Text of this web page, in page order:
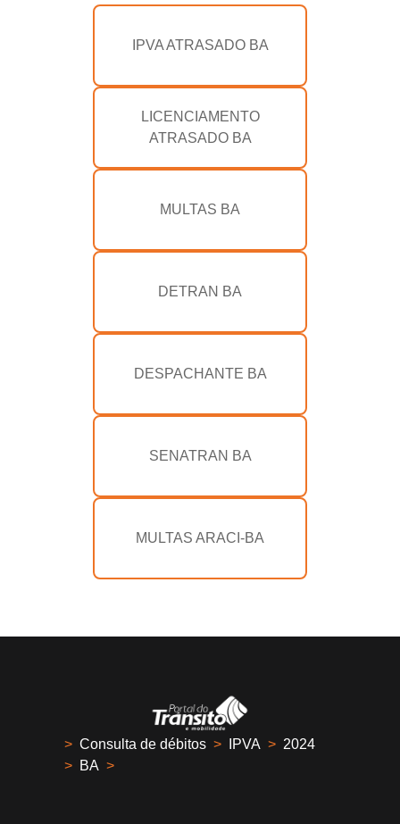
IPVA ATRASADO BA
LICENCIAMENTO
ATRASADO BA
MULTAS BA
DETRAN BA
DESPACHANTE BA
SENATRAN BA
MULTAS ARACI-BA
> Consulta de débitos > IPVA > 2024
> BA >